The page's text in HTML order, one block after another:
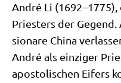
André Li
Prie­sters der
sio­na­re Chi­na
André als ein­zi­ger
apo­sto­li­schen Eifers